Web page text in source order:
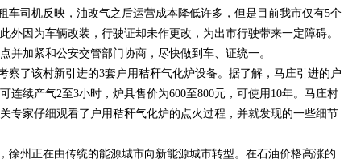
车司机反映，油改气之后运营成本降低许多，但是目前我市仅有5个
外因为车辆改装，行驶证却未作更改，为出市行驶带来一定障碍。
并加紧和公安交管部门协商，尽快做到车、证统一。
察了该村新引进的3套户用秸秆气化炉设备。据了解，马庄引进的户
连续产气2至3小时，炉具售价为600至800元，可使用10年。马庄村
专家仔细观看了户用秸秆气化炉的点火过程，并就发现的一些细节
徐州正在由传统的能源城市向新能源城市转型。在石油价格高涨的